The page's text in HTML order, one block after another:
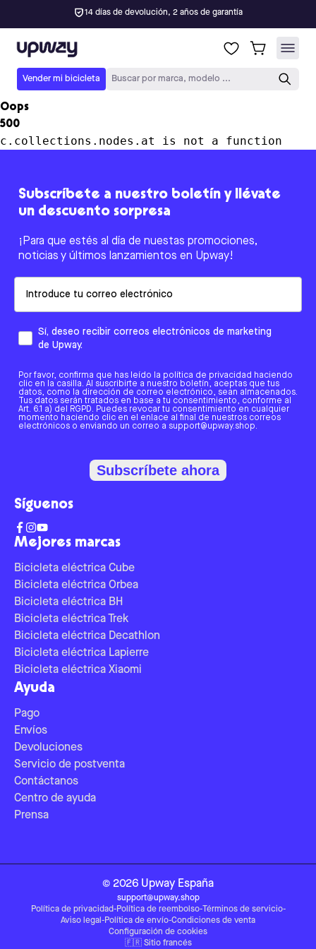
14 días de devolución, 2 años de garantía
Upway
Vender mi bicicleta Buscar por marca, modelo ...
Oops
500
c.collections.nodes.at is not a function
Mejores marcas
Bicicleta eléctrica Cube
Bicicleta eléctrica Orbea
Bicicleta eléctrica BH
Bicicleta eléctrica Trek
Bicicleta eléctrica Decathlon
Bicicleta eléctrica Lapierre
Bicicleta eléctrica Xiaomi
Ayuda
Pago
Envíos
Devoluciones
Servicio de postventa
Contáctanos
Centro de ayuda
Prensa
Subscríbete a nuestro boletín y llévate
un descuento sorpresa
¡Para que estés al día de nuestas promociones,
noticias y últimos lanzamientos en Upway!
Sí, deseo recibir correos electrónicos de marketing
de Upway.
Por favor, confirma que has leído la política de privacidad haciendo
clic en la casilla. Al suscribirte a nuestro boletín, aceptas que tus
datos, como la dirección de correo electrónico, sean almacenados.
Tus datos serán tratados en base a tu consentimiento, conforme al
Art. 6.1 a) del RGPD. Puedes revocar tu consentimiento en cualquier
momento haciendo clic en el enlace al final de nuestros correos
electrónicos o enviando un correo a support@upway.shop.
Subscríbete ahora
Síguenos
© 2026 Upway España
support@upway.shop
Política de privacidad-Política de reembolso-Términos de servicio-
Aviso legal -Política de envío-Condiciones de venta
Configuración de cookies
🇫🇷 Sitio francés